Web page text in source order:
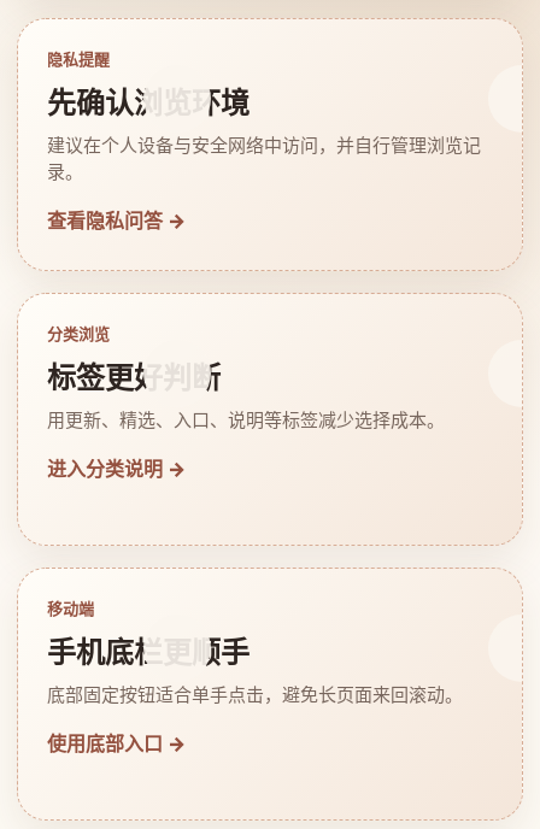
隐私提醒
先确认浏览环境
建议在个人设备与安全网络中访问，并自行管理浏览记
录。
查看隐私问答 →
分类浏览
标签更好判断
用更新、精选、入口、说明等标签减少选择成本。
进入分类说明 →
移动端
手机底栏更顺手
底部固定按钮适合单手点击，避免长页面来回滚动。
使用底部入口 →